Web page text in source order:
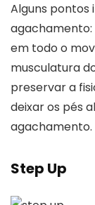
Alguns
em todo o
musculatura
preservar a
deixar os pés
agachamento.
Step Up